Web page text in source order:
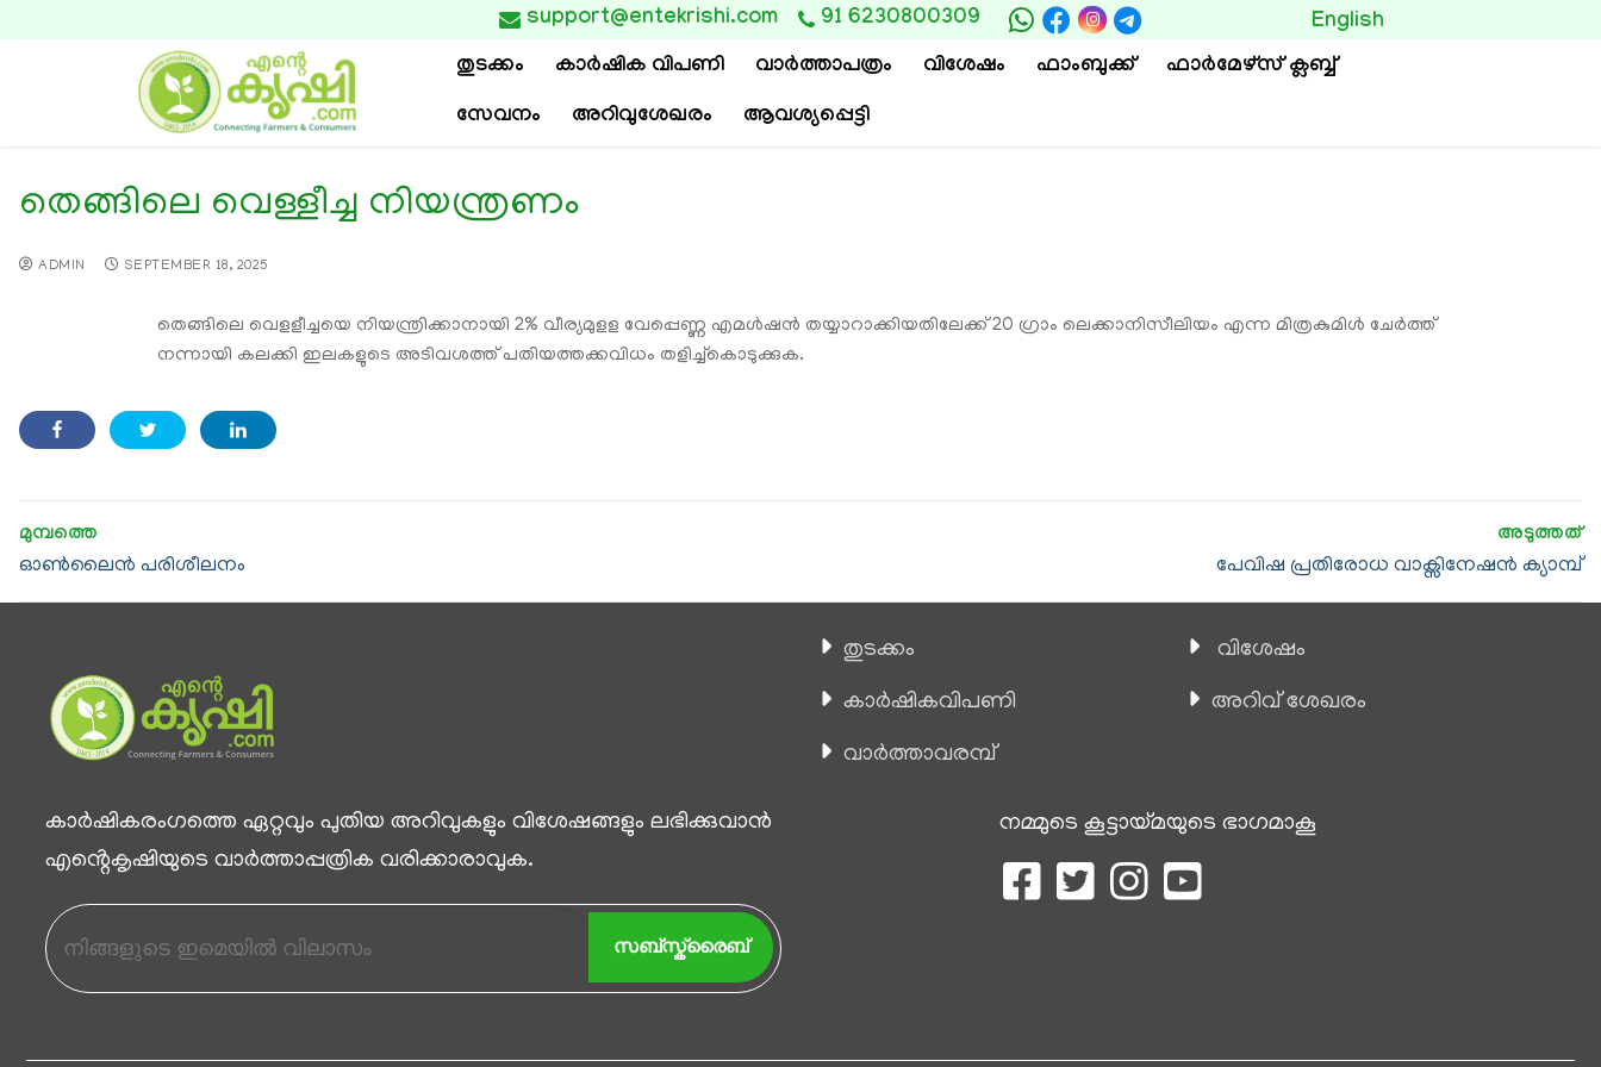
 support@entekrishi.com 91 6230800309
തുടക്കം കാര്‍ഷിക വിപണി വാ‍ർത്താപത്രം വിശേഷം ഫാംബുക്ക്
ഫാര്‍മേഴ്സ് ക്ലബ്ബ്
സേവനം
അറിവുശേഖരം ആവശ്യപ്പെട്ടി
English
തെങ്ങിലെ വെള്ളീച്ച നിയന്ത്രണം
ADMIN SEPTEMBER 18, 2025
തെങ്ങിലെ വെളളീച്ചയെ നിയന്ത്രിക്കാനായി 2% വീര്യമുളള വേപ്പെണ്ണ എമൾഷൻ തയ്യാറാക്കിയതിലേക്ക് 20 ഗ്രാം ലെക്കാനിസീലിയം എന്ന മിത്രകുമിൾ ചേർത്ത്
നന്നായി കലക്കി ഇലകളുടെ അടിവശത്ത് പതിയത്തക്കവിധം തളിച്ച്കൊടുക്കുക.
ഓൺലൈൻ പരിശീലനം പേവിഷ പ്രതിരോധ വാക്സിനേഷൻ ക്യാമ്പ്
കാര്‍ഷികരംഗത്തെ ഏറ്റവും പുതിയ അറിവുകളും വിശേഷങ്ങളും ലഭിക്കുവാന്‍
എൻ്റെകൃഷിയുടെ വാര്‍ത്താപ്പത്രിക വരിക്കാരാവുക.
സബ്സ്ക്രൈബ്
തുടക്കം
കാ‍ർഷികവിപണി
വാര്‍ത്താവരമ്പ്
വിശേഷം
അറിവ് ശേഖരം
നമ്മുടെ കൂട്ടായ്മയുടെ ഭാഗമാകൂ